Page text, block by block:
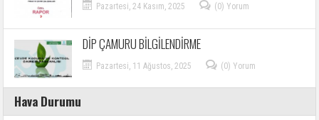
Pazartesi, 24 Kasım, 2025 (0) Yorum
DİP ÇAMURU BİLGİLENDİRME
Pazartesi, 11 Ağustos, 2025 (0) Yorum
Hava Durumu